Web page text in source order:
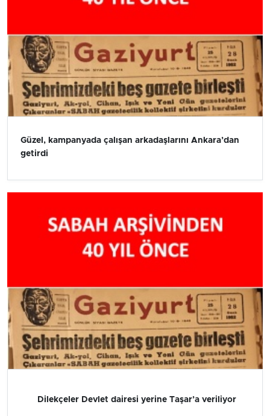
Güzel, kampanyada çalışan arkadaşlarını Ankara’dan
getirdi
Dilekçeler Devlet dairesi yerine Taşar’a veriliyor